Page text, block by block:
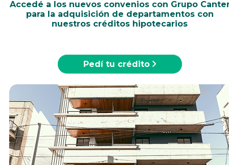
Accedé a los nuevos convenios con Grupo
para la adquisición de departamentos con
nuestros créditos hipotecarios
Pedí tu crédito